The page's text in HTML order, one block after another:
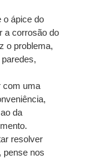
o ápice do
a corrosão do
o problema,
com uma
da
resolver
pense nos